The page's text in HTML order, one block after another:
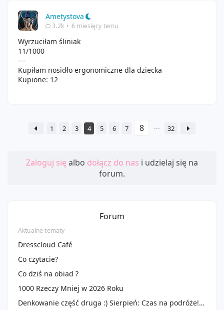
Ametystova
3.2k • 6 miesięcy temu
Wyrzuciłam śliniak
11/1000
---
Kupiłam nosidło ergonomiczne dla dziecka
Kupione: 12
1 2 3 4 5 6 7 32
Zaloguj się albo dołącz do nas i udzielaj się na
forum.
Forum
Aktualne tematy
Dresscloud Café
Co czytacie?
Co dziś na obiad ?
1000 Rzeczy Mniej w 2026 Roku
Denkowanie część druga :) Sierpień: Czas na podróże! Zużywamy produkty do 100 ml ✈️🌴